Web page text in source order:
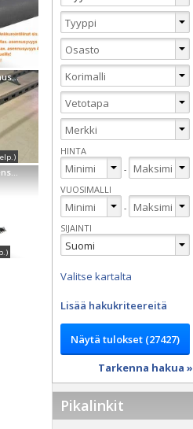
Muu merkki Hitsauspalkisto
Muu merkki Greenstar 1001AV
HINTA
-
VUOSIMALLI
-
SIJAINTI
Valitse kartalta
Lisää hakukriteereitä
Tarkenna hakua »
Pikalinkit